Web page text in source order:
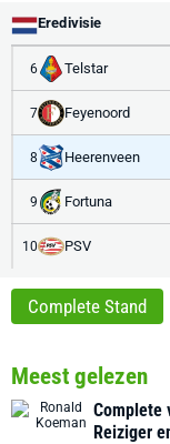
Eredivisie
6 Telstar
7 Feyenoord
8 Heerenveen
9 Fortuna
10 PSV
Complete Stand
Meest gelezen
Complete
Reiziger